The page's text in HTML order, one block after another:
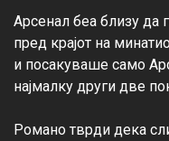
Арсенал беа близу да
пред крајот на
и посакуваше само
најмалку други две
Романо тврди дека